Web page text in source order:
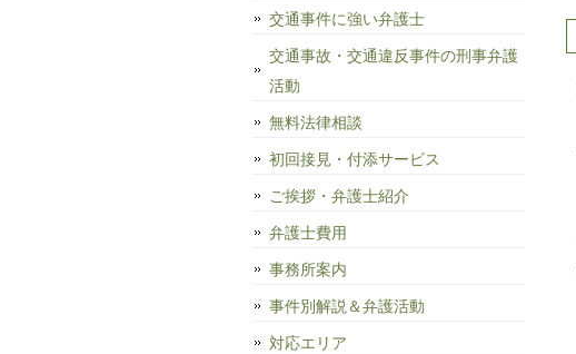
交通事件に強い弁護士
交通事故・交通違反事件の刑事弁護
活動
無料法律相談
初回接見・付添サービス
ご挨拶・弁護士紹介
弁護士費用
事務所案内
事件別解説＆弁護活動
対応エリア